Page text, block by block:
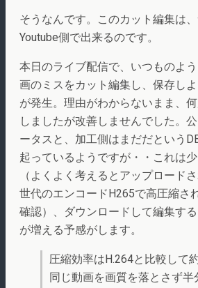
そうなんです。このカット編集は
Youtube側で出来るのです。
本日のライブ配信で、いつものよ
画のミスをカット編集し、保存し
が発生。理由がわからないまま、
しましたが改善しませんでした。
ータスと、加工側はまだだという
起っているようですが・・これは少
（よくよく考えるとアップロード
世代のエンコードH265で高圧縮さ
確認）、ダウンロードして編集す
が増える予感がします。
圧縮効率はH.264と比較して
同じ動画を画質を落とさず半